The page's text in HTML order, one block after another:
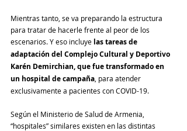
Mientras tanto, se va preparando la estructura
para tratar de hacerle frente al peor de los
escenarios. Y eso incluye las tareas de
adaptación del Complejo Cultural y Deportivo
Karén Demirchian, que fue transformado en
un hospital de campaña , para atender
exclusivamente a pacientes con COVID-19.
Según el Ministerio de Salud de Armenia,
“hospitales” similares existen en las distintas